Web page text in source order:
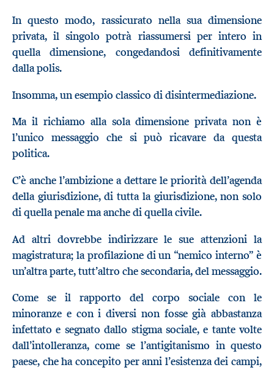
In questo modo, rassicurato nella sua dimensione
privata, il singolo potrà riassumersi per intero in
quella dimensione, congedandosi definitivamente
dalla polis.
Insomma, un esempio classico di disintermediazione.
Ma il richiamo alla sola dimensione privata non è
l’unico messaggio che si può ricavare da questa
politica.
C’è anche l’ambizione a dettare le priorità dell’agenda
della giurisdizione, di tutta la giurisdizione, non solo
di quella penale ma anche di quella civile.
Ad altri dovrebbe indirizzare le sue attenzioni la
magistratura; la profilazione di un “nemico interno” è
un’altra parte, tutt’altro che secondaria, del messaggio.
Come se il rapporto del corpo sociale con le
minoranze e con i diversi non fosse già abbastanza
infettato e segnato dallo stigma sociale, e tante volte
dall’intolleranza, come se l’antigitanismo in questo
paese, che ha concepito per anni l’esistenza dei campi,